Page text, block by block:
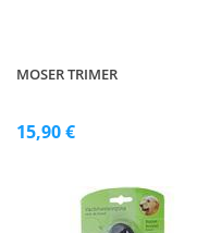
MOSER TRIMER
15,90 €